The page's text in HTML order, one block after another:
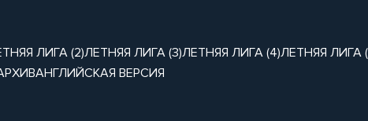
ЛИГА (2)ЛЕТНЯЯ ЛИГА (3)ЛЕТНЯЯ ЛИГА (4)ЛЕТНЯЯ ЛИГА
АНГЛИЙСКАЯ ВЕРСИЯ